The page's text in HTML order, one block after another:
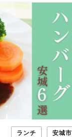
ランチ 安城市